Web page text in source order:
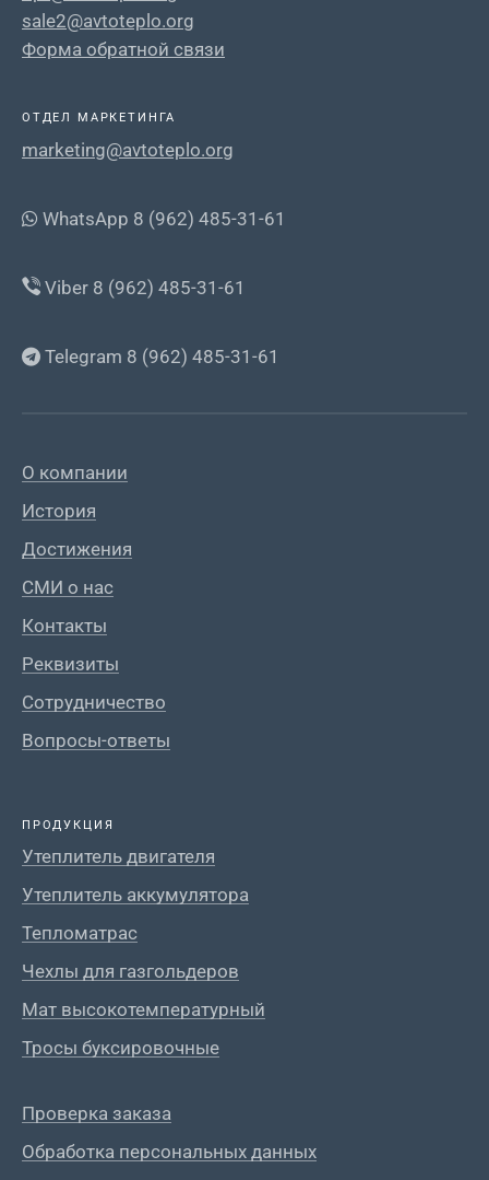
sale2@avtoteplo.org
Форма обратной связи
ОТДЕЛ МАРКЕТИНГА
marketing@avtoteplo.org
WhatsApp 8 (962) 485-31-61
Viber 8 (962) 485-31-61
Telegram 8 (962) 485-31-61
О компании
История
Достижения
СМИ о нас
Контакты
Реквизиты
Сотрудничество
Вопросы-ответы
ПРОДУКЦИЯ
Утеплитель двигателя
Утеплитель аккумулятора
Тепломатрас
Чехлы для газгольдеров
Мат высокотемпературный
Тросы буксировочные
Проверка заказа
Обработка персональных данных